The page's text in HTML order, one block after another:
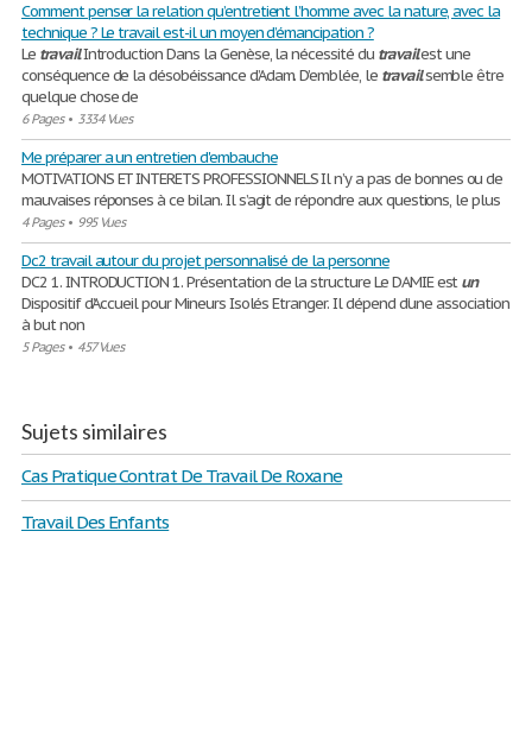
Comment penser la relation qu’entretient l’homme avec la nature, avec la
technique ? Le travail est-il un moyen d’émancipation ?
Le travailIntroduction Dans la Genèse, la nécessité dutravailest une
conséquence de la désobéissance d’Adam. D’emblée, le travailsemble être
quelque chose de
6 Pages• 3334 Vues
Me préparer a un entretien d'embauche
MOTIVATIONS ET INTERETS PROFESSIONNELS Il n’y a pas de bonnes ou de
mauvaises réponses à ce bilan. Il s’agit de répondre aux questions, le plus
4 Pages• 995 Vues
Dc2 travail autour du projet personnalisé de la personne
DC2 1. INTRODUCTION 1. Présentation de la structure Le DAMIE estun
Dispositif d’Accueil pour Mineurs Isolés Etranger. Il dépend d’une association
à but non
5 Pages• 457 Vues
Sujets similaires
Cas Pratique Contrat De Travail De Roxane
Travail Des Enfants